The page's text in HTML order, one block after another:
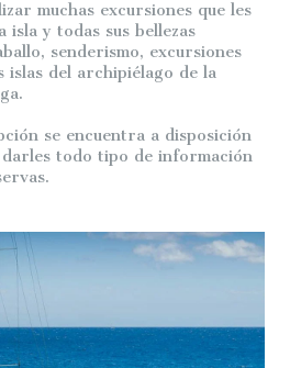
muchas excursiones que les
y todas sus bellezas
senderismo, excursiones
islas del archipiélago de la
se encuentra a disposición
darles todo tipo de información